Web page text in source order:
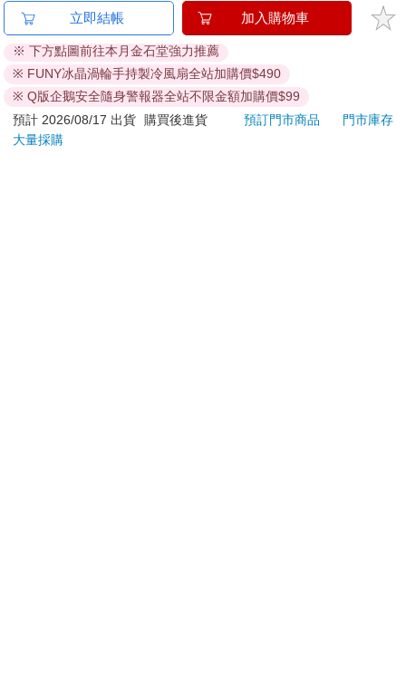
已拆封之個人衛生用品。（如：內衣褲、刮鬍刀、除毛
若非上列種類商品，均享有到貨7天的猶豫期（含例假
日）。
辦理退換貨時，商品（組合商品恕無法接受單獨退貨）必須
是您收到商品時的原始狀態（包含商品本體、配件、贈品、
保證書、所有附隨資料文件及原廠內外包裝…等），請勿直
立即結帳 加入購物車
※ 下方點圖前往本月金石堂強力推薦
※ FUNY冰晶渦輪手持製冷風扇全站加購價$490
※ Q版企鵝安全隨身警報器全站不限金額加購價$99
預計 2026/08/17 出貨
購買後進貨 預訂門市商品
門市庫存
大量採購